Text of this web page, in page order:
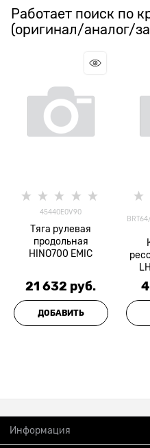
Работает поиск по
(оригинал/аналог/
45440E0V90
Тяга рулевая
продольная
HINO700 EMIC
21 632 руб.
ДОБАВИТЬ
Информация